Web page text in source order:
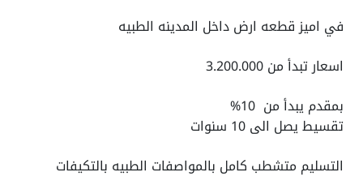
في اميز قطعه ارض داخل المدينه الطبيه
اسعار تبدأ من 3.200.000
بمقدم يبدأ من 10%
تقسيط يصل الى 10 سنوات
التسليم متشطب كامل بالمواصفات الطبيه بالتكيفات